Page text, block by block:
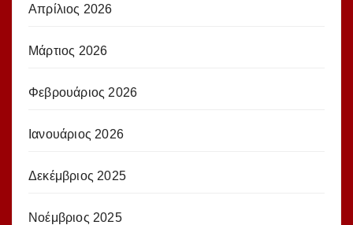
Απρίλιος 2026
Μάρτιος 2026
Φεβρουάριος 2026
Ιανουάριος 2026
Δεκέμβριος 2025
Νοέμβριος 2025